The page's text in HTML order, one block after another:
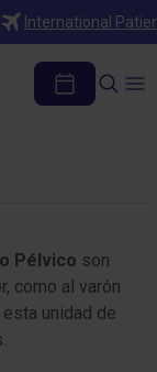
International
Pélvico son
como al varón
unidad de